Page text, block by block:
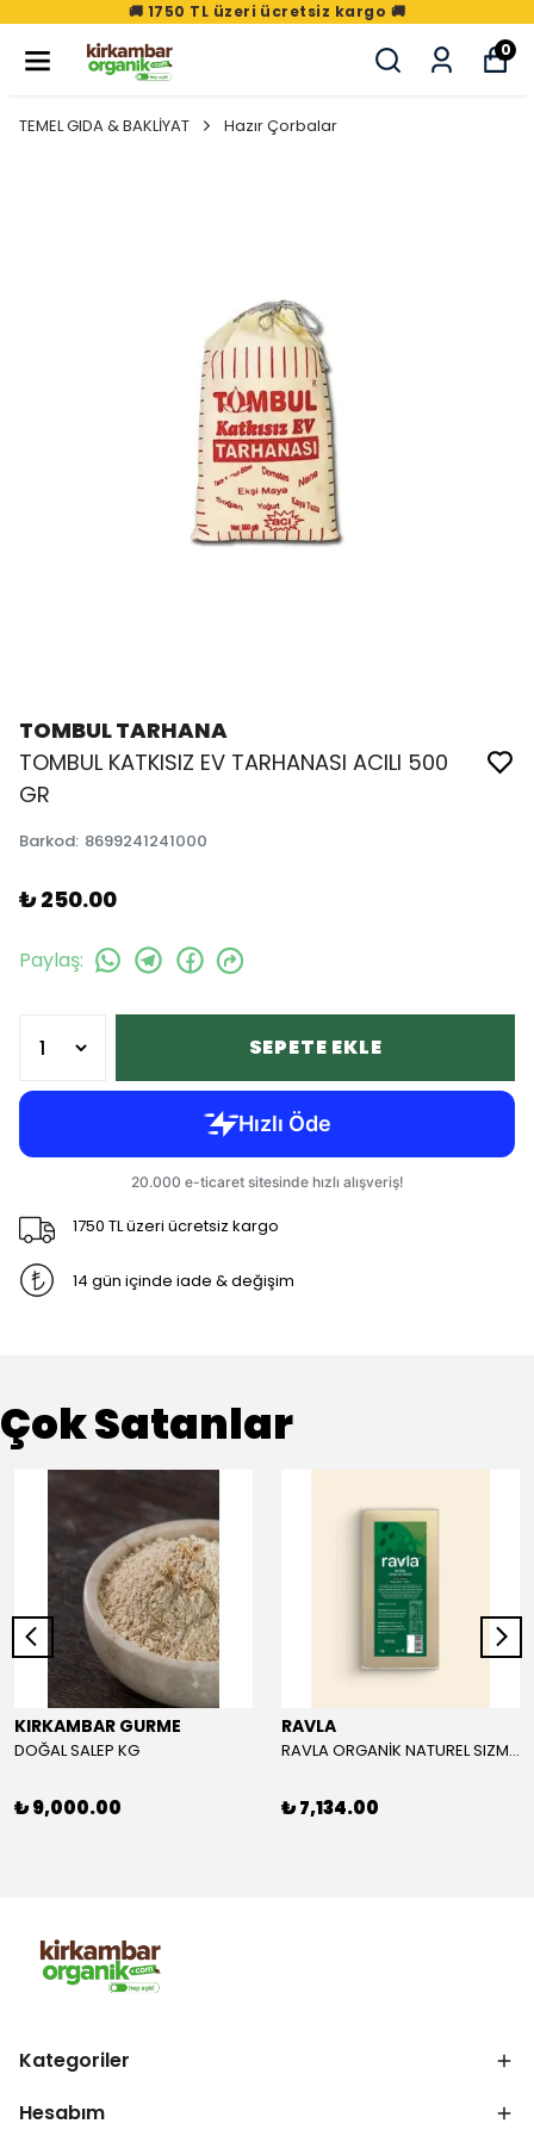
🚚 1750 TL üzeri ücretsiz kargo 🚚
0
TEMEL GIDA & BAKLİYAT Hazır Çorbalar
TOMBUL TARHANA
TOMBUL KATKISIZ EV TARHANASI ACILI 500
GR
Barkod: 8699241241000
₺ 250.00
Paylaş:
SEPETE EKLE
1750 TL üzeri ücretsiz kargo
14 gün içinde iade & değişim
Çok Satanlar
KIRKAMBAR GURME
DOĞAL SALEP KG
₺ 9,000.00
RAVLA
RAVLA ORGANİK NATUREL SIZMA ZEYTİNYAĞI 5L
₺ 7,134.00
Kategoriler
Hesabım